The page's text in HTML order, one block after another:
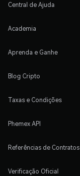
Central de Ajuda
Academia
Aprenda e Ganhe
Blog Cripto
Taxas e Condições
Phemex API
Referências de Contratos
Verificação Oficial